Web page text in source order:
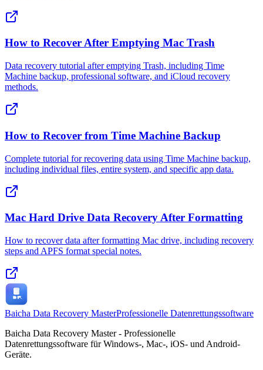
How to Recover After Emptying Mac Trash
Data recovery tutorial after emptying Trash, including Time
Machine backup, professional software, and iCloud recovery
methods.
How to Recover from Time Machine Backup
Complete tutorial for recovering data using Time Machine backup,
including individual files, entire system, and specific app data.
Mac Hard Drive Data Recovery After Formatting
How to recover data after formatting Mac drive, including recovery
steps and APFS format special notes.
Baicha Data Recovery MasterProfessionelle Datenrettungssoftware
Baicha Data Recovery Master - Professionelle
Datenrettungssoftware für Windows-, Mac-, iOS- und Android-
Geräte.